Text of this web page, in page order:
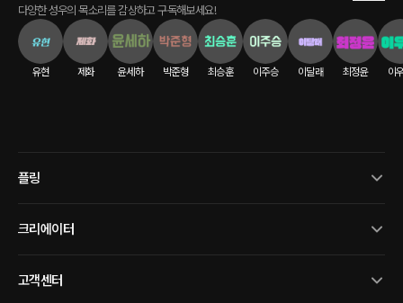
다양한 성우의 목소리를 감상하고 구독해보세요!
유현 제화 윤세하 박준형 최승훈 이주승 이달래 최정윤 이
플링
크리에이터
고객센터